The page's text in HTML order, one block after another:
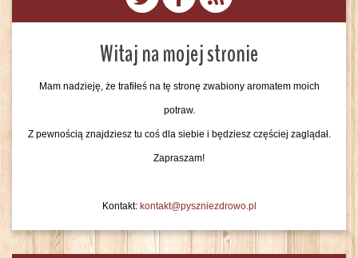
Witaj na mojej stronie
Mam nadzieję, że trafiłeś na tę stronę zwabiony aromatem moich
potraw.
Z pewnością znajdziesz tu coś dla siebie i będziesz częściej zaglądał.
Zapraszam!
Kontakt: kontakt@pyszniezdrowo.pl